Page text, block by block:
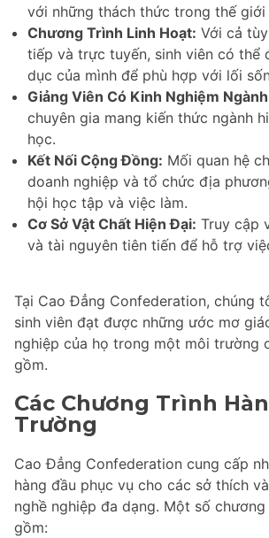
với những thách thức trong thế giới
Chương Trình Linh Hoạt: Với cả
tiếp và trực tuyến, sinh viên có thể
dục của mình để phù hợp với lối
Giảng Viên Có Kinh Nghiệm
chuyên gia mang kiến thức ngành
học.
Kết Nối Cộng Đồng: Mối quan hệ
doanh nghiệp và tổ chức địa
hội học tập và việc làm.
Cơ Sở Vật Chất Hiện Đại: Truy cập
và tài nguyên tiên tiến để hỗ trợ
Tại Cao Đẳng Confederation, chúng
sinh viên đạt được những ước mơ
nghiệp của họ trong một môi trường
gồm.
Các Chương Trình
Trường
Cao Đẳng Confederation cung cấp
hàng đầu phục vụ cho các sở thích
nghề nghiệp đa dạng. Một số
gồm: